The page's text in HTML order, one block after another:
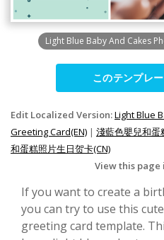
Light Blue Baby And Cakes
このテンプレ
Edit Localized Version:Light Blue
Greeting Card(EN) | 淺藍色嬰兒和蛋
和蛋糕照片生日贺卡(CN)
View this page
If you want to create a
you can try to use this
greeting card template.